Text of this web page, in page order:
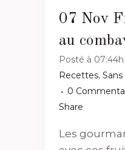
07 Nov
au
Posté à 07:44h
Recettes,
0
Share
Les